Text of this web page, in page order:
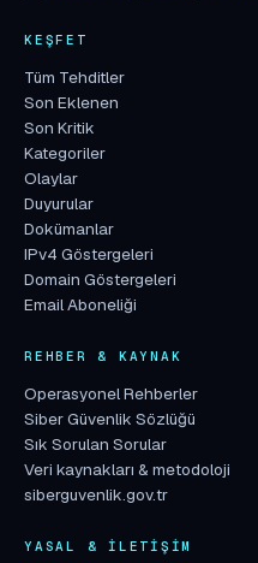
KEŞFET
Tüm Tehditler
Son Eklenen
Son Kritik
Kategoriler
Olaylar
Duyurular
Dokümanlar
IPv4 Göstergeleri
Domain Göstergeleri
Email Aboneliği
REHBER & KAYNAK
Operasyonel Rehberler
Siber Güvenlik Sözlüğü
Sık Sorulan Sorular
Veri kaynakları & metodoloji
siberguvenlik.gov.tr
YASAL & İLETIŞIM